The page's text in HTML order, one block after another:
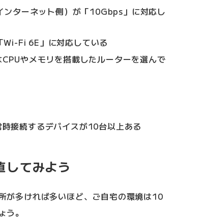
ンターネット側）が「10Gbps」に対応し
Fi 6E」に対応している
やメモリを搭載したルーターを選んで
接続するデバイスが10台以上ある
してみよう
多ければ多いほど、ご自宅の環境は10
。